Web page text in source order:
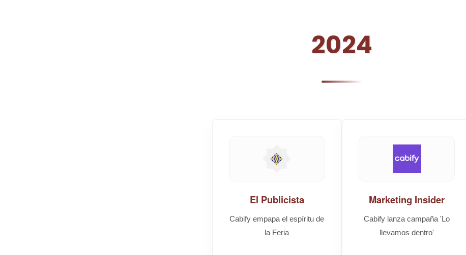
2024
El Publicista
Cabify empapa el espíritu de
la Feria
Marketing Insider
Cabify lanza campaña 'Lo
llevamos dentro'